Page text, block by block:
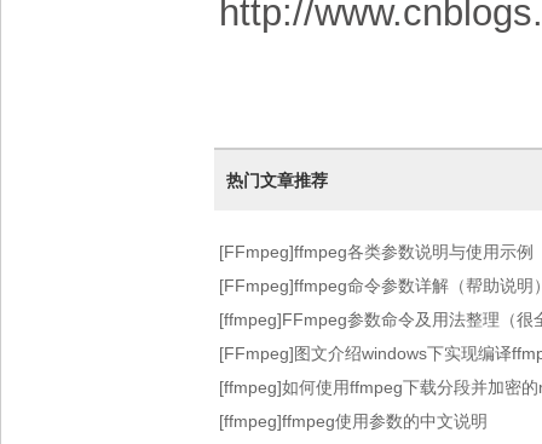
http://
热门文章推荐
[FFmpeg]ffmpeg各类参数说明与使用示例
[FFmpeg]ffmpeg命令参数详解（帮助说明
[ffmpeg]FFmpeg参数命令及用法整理（很
[FFmpeg]图文介绍windows下实现编译
[ffmpeg]如何使用ffmpeg下载分段并加密
[ffmpeg]ffmpeg使用参数的中文说明